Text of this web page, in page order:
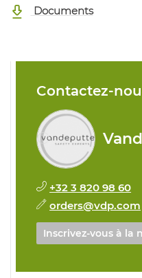
Documents
Contactez-
+32 3 820 98 60
orders@vdp.com
Inscrivez-vous à la